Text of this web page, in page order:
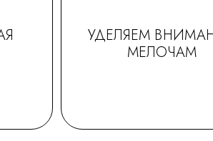
УДЕЛЯЕМ
МЕЛОЧАМ